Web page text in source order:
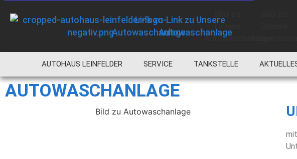
AUTOHAUS LEINFELDER SERVICE TANKSTELLE
AUTOWASCHANLAGE